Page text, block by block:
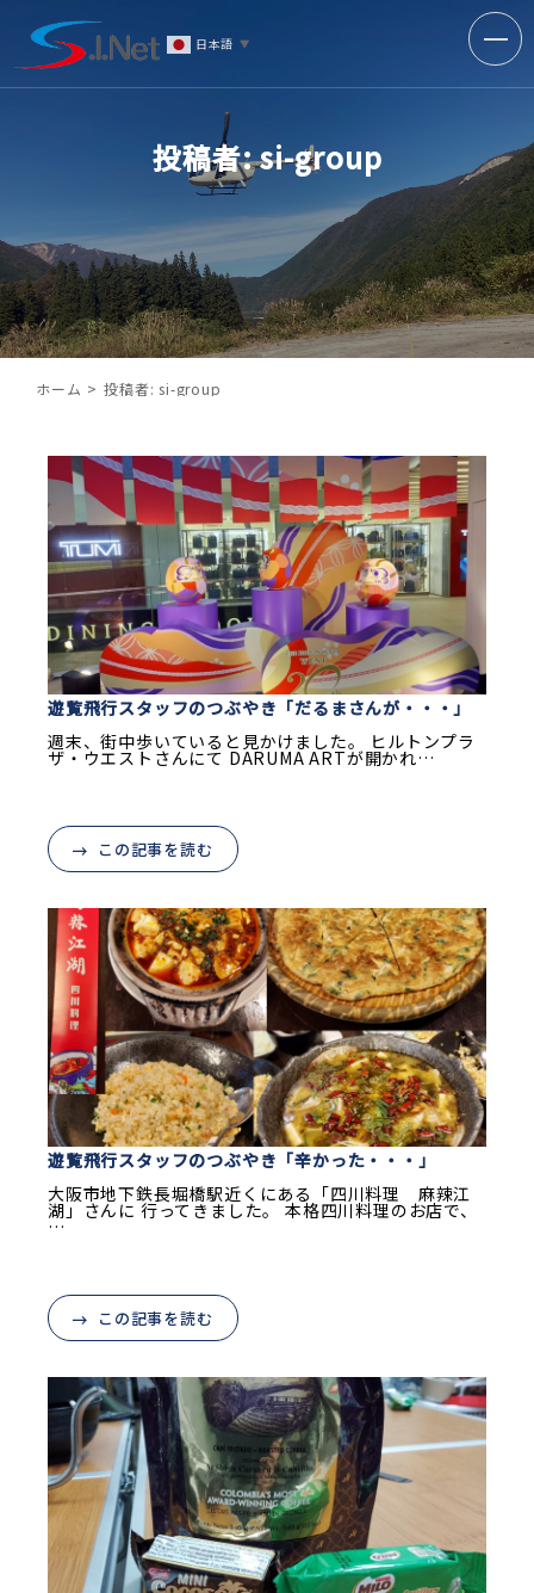
日本語 ▼
投稿者:si-group
ホーム 投稿者:si-group
遊覧飛行スタッフのつぶやき「だるまさんが・・・」
週末、街中歩いていると見かけました。 ヒルトンプラ
ザ・ウエストさんにて DARUMA ARTが開かれ…
この記事を読む
遊覧飛行スタッフのつぶやき「辛かった・・・」
大阪市地下鉄長堀橋駅近くにある「四川料理 麻辣江
湖」さんに 行ってきました。 本格四川料理のお店で、
…
この記事を読む